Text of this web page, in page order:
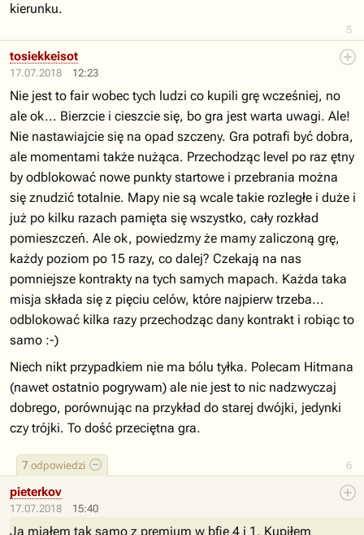
5
kierunku.
17.07.2018 12:23
6
7 odpowiedzi
tosiekkeisot
Nie jest to fair wobec tych ludzi co kupili grę wcześniej, no
ale ok... Bierzcie i cieszcie się, bo gra jest warta uwagi. Ale!
Nie nastawiajcie się na opad szczeny. Gra potrafi być dobra,
ale momentami także nużąca. Przechodząc level po raz ętny
by odblokować nowe punkty startowe i przebrania można
się znudzić totalnie. Mapy nie są wcale takie rozległe i duże i
już po kilku razach pamięta się wszystko, cały rozkład
pomieszczeń. Ale ok, powiedzmy że mamy zaliczoną grę,
każdy poziom po 15 razy, co dalej? Czekają na nas
pomniejsze kontrakty na tych samych mapach. Każda taka
misja składa się z pięciu celów, które najpierw trzeba...
odblokować kilka razy przechodząc dany kontrakt i robiąc to
samo :-)
Niech nikt przypadkiem nie ma bólu tyłka. Polecam Hitmana
(nawet ostatnio pogrywam) ale nie jest to nic nadzwyczaj
dobrego, porównując na przykład do starej dwójki, jedynki
czy trójki. To dość przeciętna gra.
17.07.2018 15:40
pieterkov
Ja miałem tak samo z premium w bfie 4 i 1. Kupiłem